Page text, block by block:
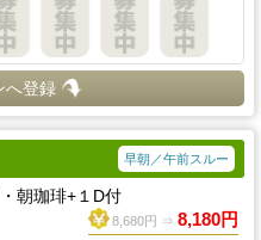
へ登録
早朝／午前スルー
朝珈琲+１D付
8,680円 ⇒ 8,180円